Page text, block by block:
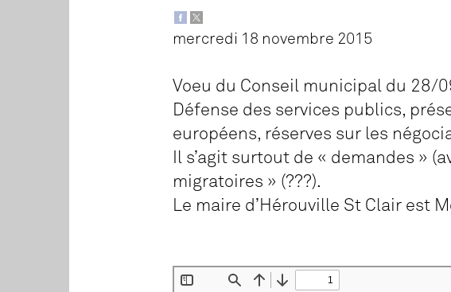
mercredi 18 novembre 2015
Voeu du Conseil municipal du 28/
Défense des services publics,
européens, réserves sur les
Il s’agit surtout de « demandes »
migratoires » (???).
Le maire d’Hérouville St Clair est